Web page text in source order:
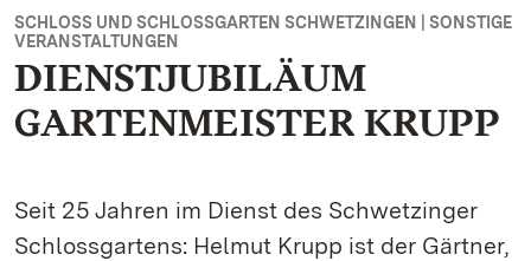
SCHLOSS UND SCHLOSSGARTEN SCHWETZINGEN | SONSTIGE
VERANSTALTUNGEN
DIENSTJUBILÄUM
GARTENMEISTER KRUPP
Seit 25 Jahren im Dienst des Schwetzinger
Schlossgartens: Helmut Krupp ist der Gärtner,